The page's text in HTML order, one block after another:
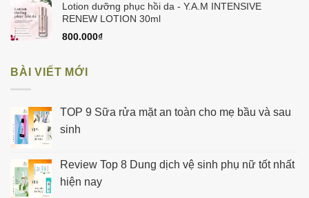
Lotion dưỡng phục hồi da - Y.A.M INTENSIVE
RENEW LOTION 30ml
800.000₫
BÀI VIẾT MỚI
TOP 9 Sữa rửa mặt an toàn cho mẹ bầu và sau
sinh
Review Top 8 Dung dịch vệ sinh phụ nữ tốt nhất
hiện nay